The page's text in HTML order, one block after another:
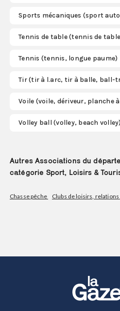
Sports mécaniques (sport
Tennis de table (tennis de
Tennis (tennis, longue paume)
Tir (tir à l.arc, tir à balle, ball-
Voile (voile, dériveur, planche
Volley ball (volley, beach volley)
Autres Associations du
catégorie Sport, Loisirs &
Chasse pêche Clubs de loisirs, relations